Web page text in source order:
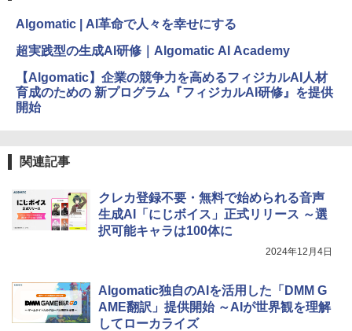
めのAIコーディング入門シリーズ
￥99
FM TOWNS ハイパー・カタログ: 本体ハ
Amazon Kindle Colorsoft | 16GBストレ
ージ、防水、7インチカラーディスプレ
イ、色調調節ライト、最大8週間持続バッ
テリー、広告無し、ブラック (2025年発
売)
レージ、ノート機能搭載、明るさ自動調
整、色調調節ライト、プレミアムペン付
き、グラファイト
Algomatic | AI革命で人々を幸せにする
超実践型の生成AI研修｜Algomatic AI Academy
【Algomatic】企業の競争力を高めるフィジカルAI人材
育成のための 新プログラム『フィジカルAI研修』を提供
開始
関連記事
クレカ登録不要・無料で始められる音声
生成AI「にじボイス」正式リリース ～選
択可能キャラは100体に
2024年12月4日
Algomatic独自のAIを活用した「DMM G
AME翻訳」提供開始 ～AIが世界観を理解
してローカライズ